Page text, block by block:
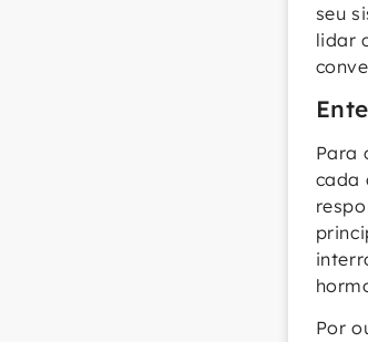
seu
lidar
Para
cada
Por